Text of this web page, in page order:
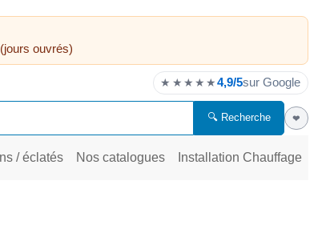
ouvrés)
★★★★★4,9/5sur Google
🔍 Recherche ❤
/ éclatés Nos catalogues Installation Chauffage